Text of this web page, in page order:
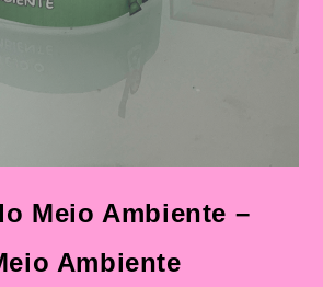
Meio Ambiente –
Ambiente